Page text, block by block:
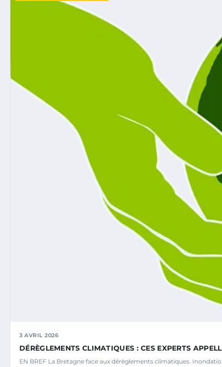
3 AVRIL 2026
DÉRÈGLEMENTS CLIMATIQUES : CES EXPERTS
EN BREF La Bretagne face aux dérèglements climatiques.